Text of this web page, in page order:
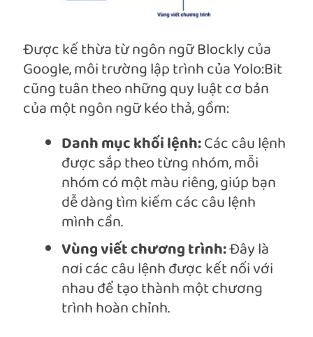
Được kế thừa từ ngôn ngữ Blockly của
Google, môi trường lập trình của Yolo:Bit
cũng tuân theo những quy luật cơ bản
của một ngôn ngữ kéo thả, gồm:
Danh mục khối lệnh:Các câu lệnh
được sắp theo từng nhóm, mỗi
nhóm có một màu riêng, giúp bạn
dễ dàng tìm kiếm các câu lệnh
mình cần.
Vùng viết chương trình:Đây là
nơi các câu lệnh được kết nối với
nhau để tạo thành một chương
trình hoàn chỉnh.